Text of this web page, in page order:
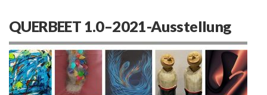
ATELIER WORKSHOPS KONTAKT
QUERBEET 1.0–2021-Ausstellung